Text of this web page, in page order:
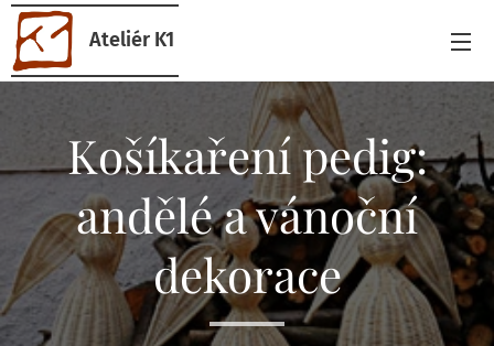
Ateliér K1
Košíkaření pedig:
andělé a vánoční
dekorace